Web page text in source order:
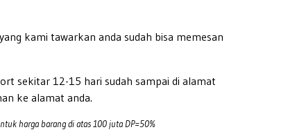
kami tawarkan anda sudah bisa memesan
sekitar 12-15 hari sudah sampai di alamat
ke alamat anda.
harga barang di atas 100 juta DP=50%